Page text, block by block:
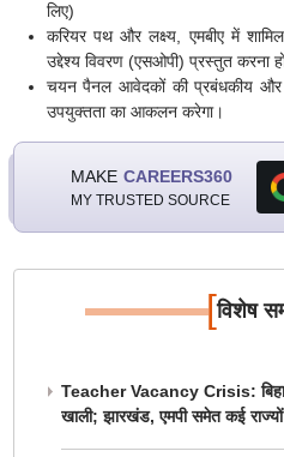
लिए)
करियर पथ और लक्ष्य, एमबीए में
उद्देश्य विवरण (एसओपी) प्रस्तुत करना
चयन पैनल आवेदकों की प्रबंधकीय और
उपयुक्तता का आकलन करेगा।
MAKE CAREERS360
MY TRUSTED SOURCE
[विशेष
Teacher Vacancy Crisis:
खाली; झारखंड, एमपी समेत कई